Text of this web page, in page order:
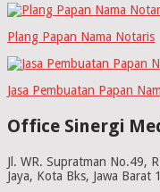
Plang Papan Nama Notaris
Jasa Pembuatan Papan
Office Sinergi
Jl. WR. Supratman No.49,
Jaya, Kota Bks, Jawa Barat